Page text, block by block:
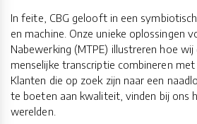
In feite, CBG gelooft in een
en machine. Onze unieke oplossingen
Nabewerking (MTPE) illustreren hoe wij
menselijke transcriptie combineren met
Klanten die op zoek zijn naar een
te boeten aan kwaliteit, vinden bij ons
werelden.